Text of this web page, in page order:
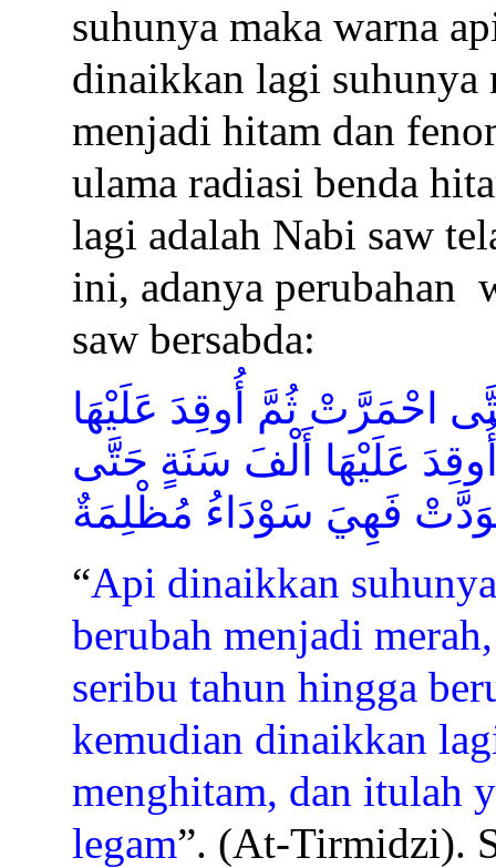
suhunya maka warna
dinaikkan lagi suhunya
menjadi hitam dan
ulama radiasi benda
lagi adalah Nabi saw
ini, adanya perubahan
saw bersabda:
احْمَرَّتْ ثُمَّ أُوقِدَ عَلَيْهَا
عَلَيْهَا أَلْفَ سَنَةٍ حَتَّى
فَهِيَ سَوْدَاءُ مُظْلِمَةٌ
“Api dinaikkan
berubah menjadi
seribu tahun hingga
kemudian dinaikkan
menghitam, dan itulah
legam”. (At-Tirmidzi).